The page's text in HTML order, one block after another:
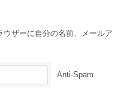
ザーに自分の名前、メールア
Anti-Spam